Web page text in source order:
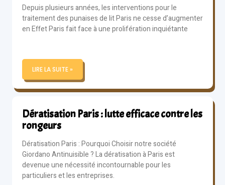
Depuis plusieurs années, les interventions pour le
traitement des punaises de lit Paris ne cesse d’augmenter
en Effet Paris fait face à une prolifération inquiétante
LIRE LA SUITE »
Dératisation Paris : lutte efficace contre les
rongeurs
Dératisation Paris : Pourquoi Choisir notre société
Giordano Antinuisible ? La dératisation à Paris est
devenue une nécessité incontournable pour les
particuliers et les entreprises.